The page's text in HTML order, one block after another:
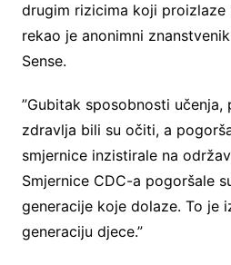
drugim rizicima koji proizlaze
rekao je anonimni
Sense.
”Gubitak sposobnosti učenja,
zdravlja bili su očiti, a
smjernice inzistirale na
Smjernice CDC-a pogoršale
generacije koje dolaze. To je
generaciju djece.”